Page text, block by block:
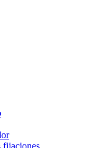
fijaciones